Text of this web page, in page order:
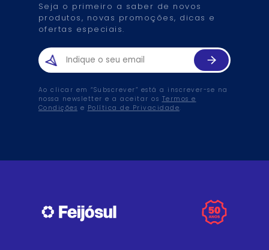
Seja o primeiro a saber de novos
produtos, novas promoções, dicas e
ofertas especiais.
Ao clicar em “Subscrever” está a inscrever-se na
nossa newsletter e a aceitar os Termos e
Condições e Política de Privacidade.